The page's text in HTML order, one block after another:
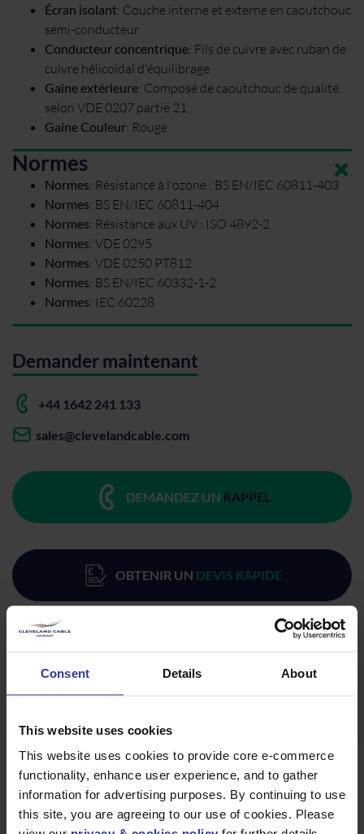
Consent Details About
This website uses cookies
This website uses cookies to provide core e-commerce
functionality, enhance user experience, and to gather
information for advertising purposes. By continuing to use
this site, you are agreeing to our use of cookies. Please
Écran isolant: Couche interne et externe en caoutchouc
semi-conducteur
Conducteur concentrique: Fils de cuivre avec ruban de
cuivre hélicoïdal d'équilibrage
Gaine extérieure: Composé de caoutchouc de qualité,
selon VDE 0207 partie 21
Gaine Couleur: Rouge
Normes
Normes: Résistance à l'ozone : BS EN/IEC 60811-403
Normes: BS EN/IEC 60811-404
Normes: Résistance aux UV : ISO 4892-2
Normes: VDE 0295
Normes: VDE 0250 PT812
Normes: BS EN/IEC 60332-1-2
Normes: IEC 60228
Demander maintenant
+44 1642 241 133
sales@clevelandcable.com
DEMANDEZ UN RAPPEL
OBTENIR UN DEVIS RAPIDE
Produits